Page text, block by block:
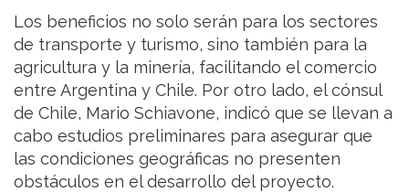
Los beneficios no solo serán para los sectores
de transporte y turismo, sino también para la
agricultura y la minería, facilitando el comercio
entre Argentina y Chile. Por otro lado, el cónsul
de Chile, Mario Schiavone, indicó que se llevan a
cabo estudios preliminares para asegurar que
las condiciones geográficas no presenten
obstáculos en el desarrollo del proyecto.